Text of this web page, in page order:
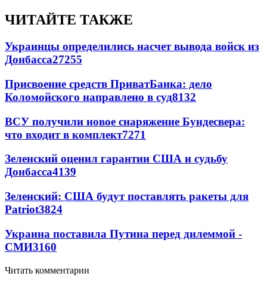
ЧИТАЙТЕ ТАКЖЕ
Украинцы определились насчет вывода войск из
Донбасса27255
Присвоение средств ПриватБанка: дело
Коломойского направлено в суд8132
ВСУ получили новое снаряжение Бундесвера:
что входит в комплект7271
Зеленский оценил гарантии США и судьбу
Донбасса4139
Зеленский: США будут поставлять ракеты для
Patriot3824
Украина поставила Путина перед дилеммой -
СМИ3160
Читать комментарии